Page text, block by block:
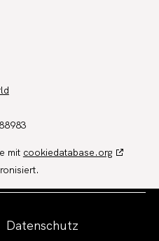
mit cookiedatabase.org
Datenschutz